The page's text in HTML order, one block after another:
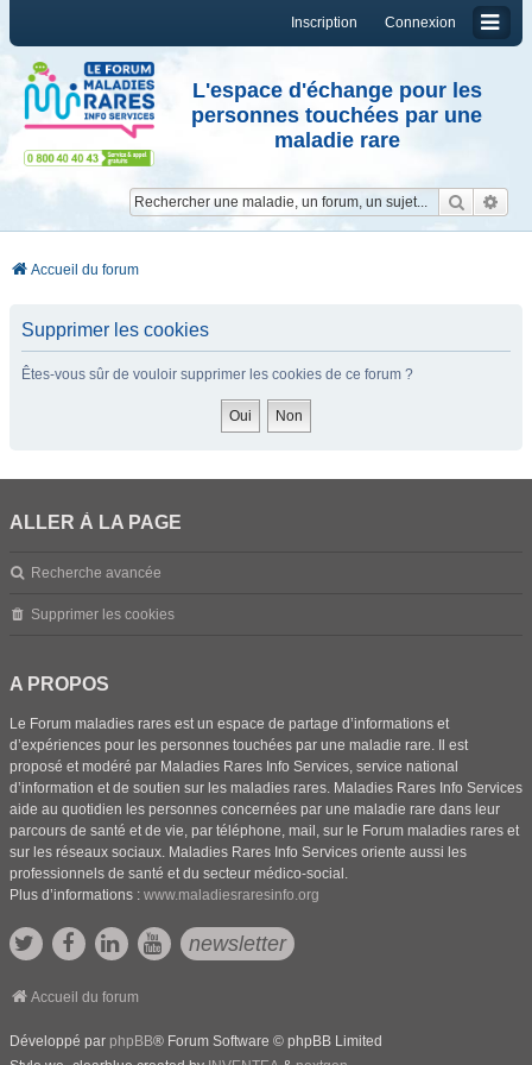
Connexion
Inscription
L'espace d'échange pour les
personnes touchées par une
maladie rare
Accueil du forum
Supprimer les cookies
Êtes-vous sûr de vouloir supprimer les cookies de ce forum ?
ALLER À LA PAGE
Recherche avancée
Supprimer les cookies
A PROPOS
Le Forum maladies rares est un espace de partage d’informations et
d’expériences pour les personnes touchées par une maladie rare. Il est
proposé et modéré par Maladies Rares Info Services, service national
d’information et de soutien sur les maladies rares. Maladies Rares Info Services
aide au quotidien les personnes concernées par une maladie rare dans leur
parcours de santé et de vie, par téléphone, mail, sur le Forum maladies rares et
sur les réseaux sociaux. Maladies Rares Info Services oriente aussi les
professionnels de santé et du secteur médico-social.
Plus d’informations : www.maladiesraresinfo.org
newsletter
Accueil du forum
Développé par phpBB® Forum Software © phpBB Limited